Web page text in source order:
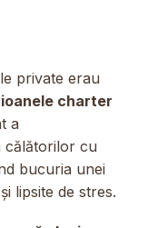
private erau
charter
a
călătorilor cu
bucuria unei
lipsite de stres.